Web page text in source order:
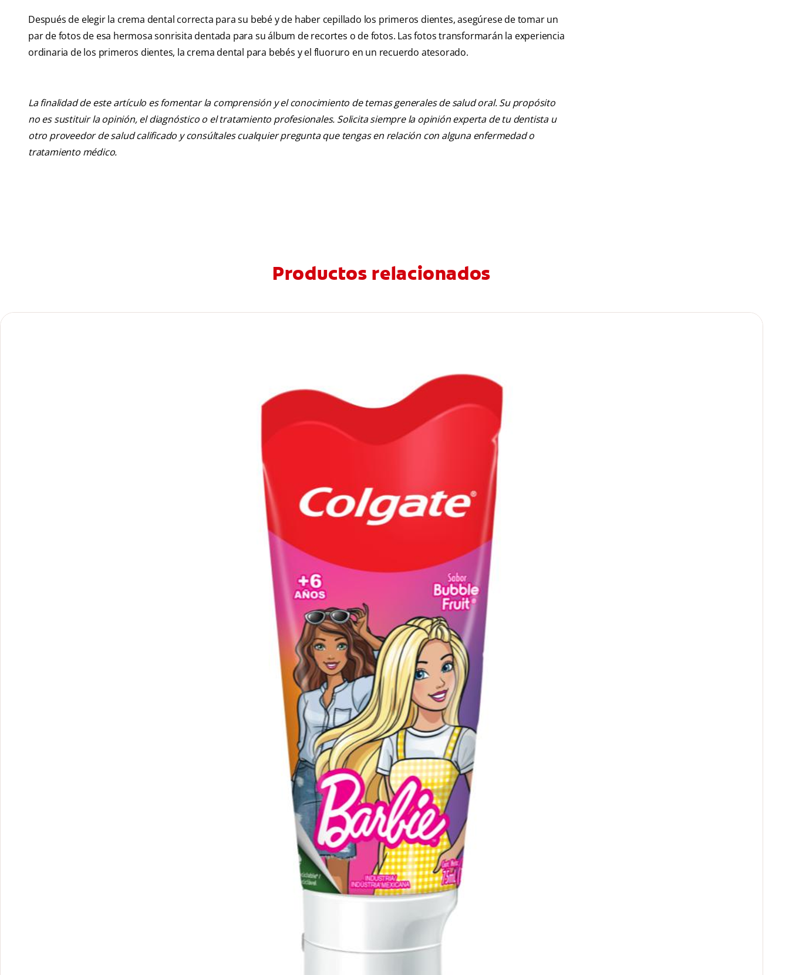
Después de elegir la crema dental correcta para su bebé y de haber cepillado los primeros dientes, asegúrese de tomar un
par de fotos de esa hermosa sonrisita dentada para su álbum de recortes o de fotos. Las fotos transformarán la experiencia
ordinaria de los primeros dientes, la crema dental para bebés y el fluoruro en un recuerdo atesorado.
La finalidad de este artículo es fomentar la comprensión y el conocimiento de temas generales de salud oral. Su propósito
no es sustituir la opinión, el diagnóstico o el tratamiento profesionales. Solicita siempre la opinión experta de tu dentista u
otro proveedor de salud calificado y consúltales cualquier pregunta que tengas en relación con alguna enfermedad o
tratamiento médico.
Productos relacionados